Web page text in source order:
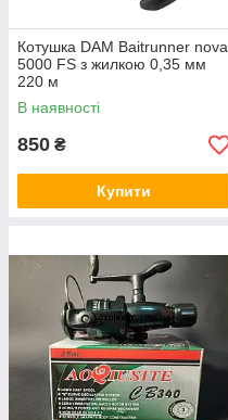
Котушка DAM Baitrunner nova
5000 FS з жилкою 0,35 мм
220 м
В наявності
850 ₴
Купити